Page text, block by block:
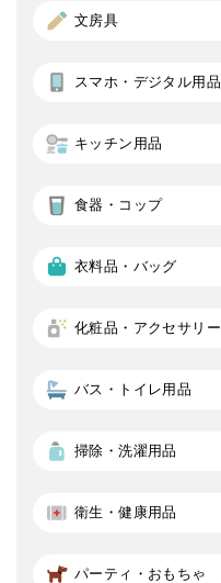
文房具
スマホ・デジタル用品
キッチン用品
食器・コップ
衣料品・バッグ
化粧品・アクセサリー
バス・トイレ用品
掃除・洗濯用品
衛生・健康用品
パーティ・おもちゃ